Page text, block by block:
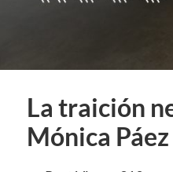
La traición
Mónica Páez